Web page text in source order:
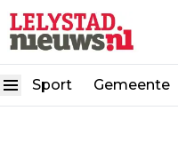
Sport Gemeente